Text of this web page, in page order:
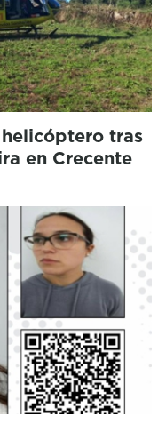
tras
en Crecente